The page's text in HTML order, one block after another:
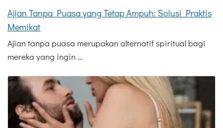
Ajian Tanpa Puasa yang Tetap Ampuh: Solusi Praktis
Memikat
Ajian tanpa puasa merupakan alternatif spiritual bagi
mereka yang ingin …